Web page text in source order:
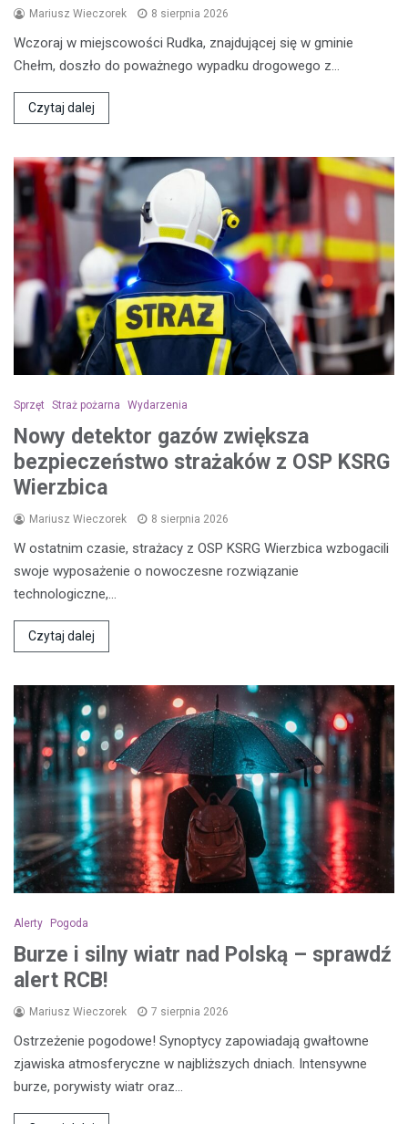
Mariusz Wieczorek 8 sierpnia 2026
Wczoraj w miejscowości Rudka, znajdującej się w gminie
Chełm, doszło do poważnego wypadku drogowego z…
Czytaj dalej
Sprzęt Straż pożarna Wydarzenia
Nowy detektor gazów zwiększa
bezpieczeństwo strażaków z OSP KSRG
Wierzbica
Mariusz Wieczorek 8 sierpnia 2026
W ostatnim czasie, strażacy z OSP KSRG Wierzbica wzbogacili
swoje wyposażenie o nowoczesne rozwiązanie
technologiczne,…
Czytaj dalej
Alerty Pogoda
Burze i silny wiatr nad Polską – sprawdź
alert RCB!
Mariusz Wieczorek 7 sierpnia 2026
Ostrzeżenie pogodowe! Synoptycy zapowiadają gwałtowne
zjawiska atmosferyczne w najbliższych dniach. Intensywne
burze, porywisty wiatr oraz…